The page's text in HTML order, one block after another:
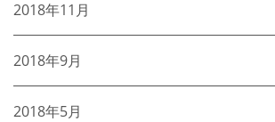
2018年11月
2018年9月
2018年5月